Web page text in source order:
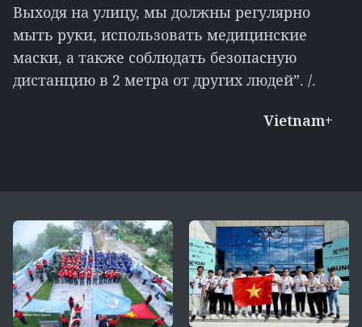
Выходя на улицу, мы должны регулярно
мыть руки, использовать медицинские
маски, а также соблюдать безопасную
дистанцию в 2 метра от других людей”. /.
Vietnam+